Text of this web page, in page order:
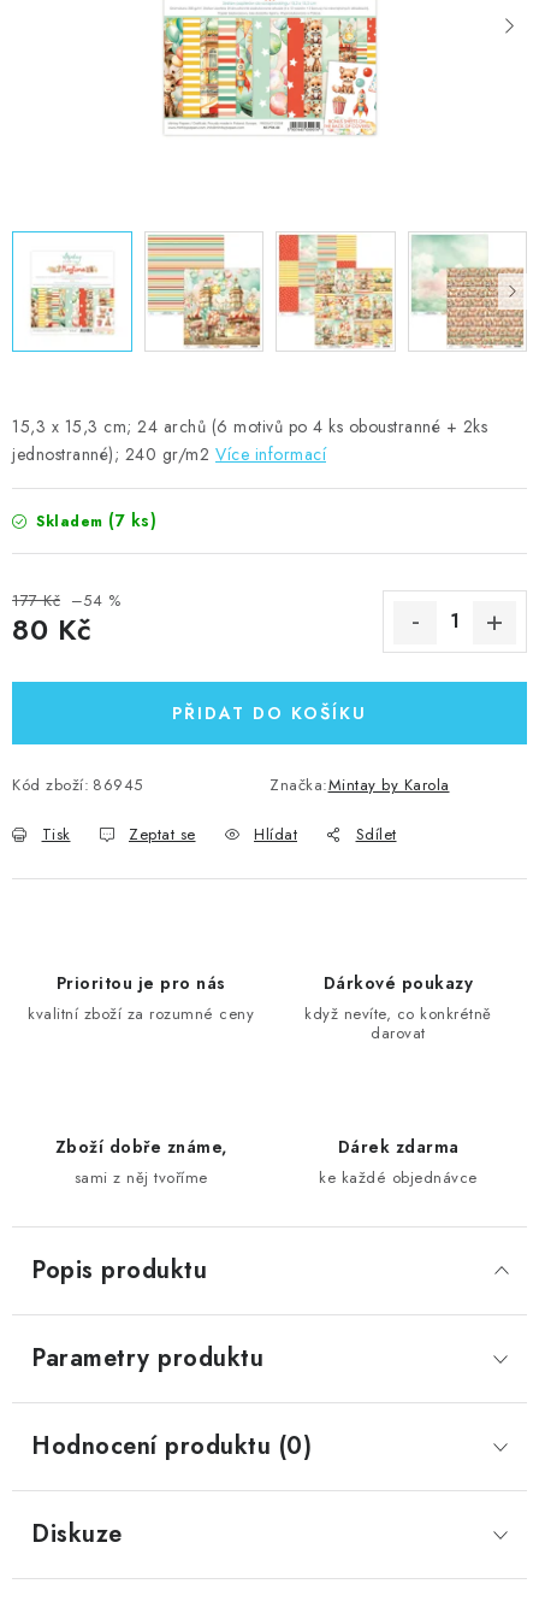
Kontakty Moje objednávka
Oblíbené ♥️
15,3 x 15,3 cm; 24 archů (6 motivů po 4 ks oboustranné + 2ks
jednostranné); 240 gr/m2 Více informací
Skladem (7 ks)
177 Kč –54 %
80 Kč
PŘIDAT DO KOŠÍKU
Kód zboží: 86945 Značka:Mintay by Karola
Tisk Zeptat se Hlídat Sdílet
Prioritou je pro nás
kvalitní zboží za rozumné ceny
Dárkové poukazy
když nevíte, co konkrétně
darovat
Zboží dobře známe,
sami z něj tvoříme
Dárek zdarma
ke každé objednávce
Popis produktu
Parametry produktu
Hodnocení produktu (0)
Diskuze